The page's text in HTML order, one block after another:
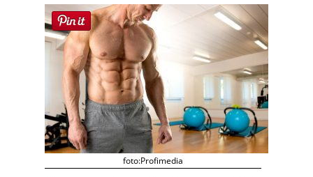
foto:Profimedia